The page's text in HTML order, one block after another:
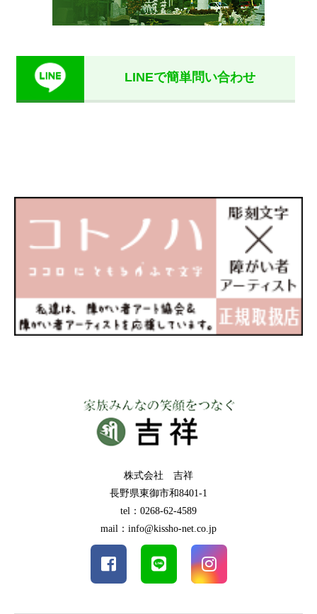
LINEで簡単問い合わせ
株式会社 吉祥
長野県東御市和8401-1
tel：0268-62-4589
mail：info@kissho-net.co.jp